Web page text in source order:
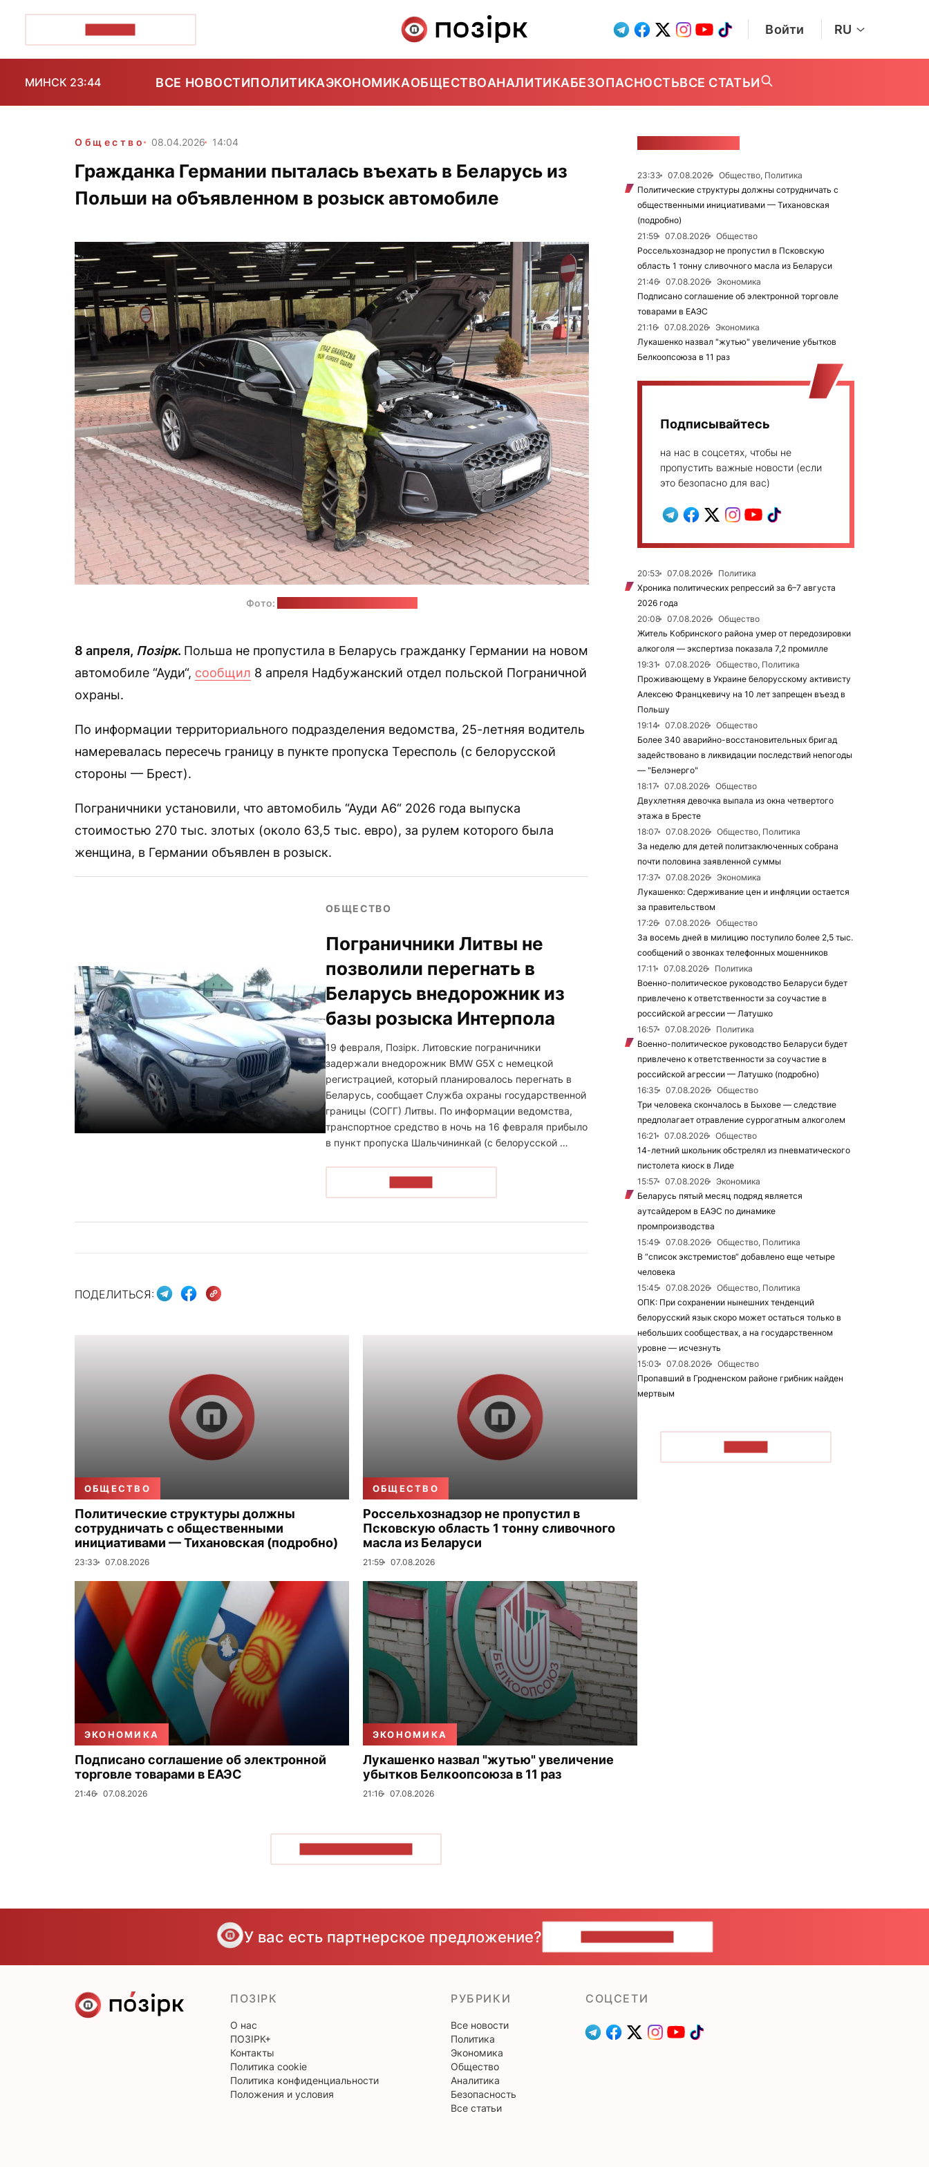
Войти RU
МИНСК 23:44 ВСЕ НОВОСТИПОЛИТИКАЭКОНОМИКАОБЩЕСТВОАНАЛИТИКАБЕЗОПАСНОСТЬВСЕ СТАТЬИ
Общество 08.04.2026 14:04
Гражданка Германии пыталась въехать в Беларусь из
Польши на объявленном в розыск автомобиле
Фото:
8 апреля, Позірк. Польша не пропустила в Беларусь гражданку Германии на новом
автомобиле “Ауди“, сообщил 8 апреля Надбужанский отдел польской Пограничной
охраны.
По информации территориального подразделения ведомства, 25-летняя водитель
намеревалась пересечь границу в пункте пропуска Тересполь (с белорусской
стороны — Брест).
Пограничники установили, что автомобиль “Ауди А6“ 2026 года выпуска
стоимостью 270 тыс. злотых (около 63,5 тыс. евро), за рулем которого была
женщина, в Германии объявлен в розыск.
ОБЩЕСТВО
Пограничники Литвы не
позволили перегнать в
Беларусь внедорожник из
базы розыска Интерпола
19 февраля, Позірк. Литовские пограничники
задержали внедорожник BMW G5X с немецкой
регистрацией, который планировалось перегнать в
Беларусь, сообщает Служба охраны государственной
границы (СОГГ) Литвы. По информации ведомства,
транспортное средство в ночь на 16 февраля прибыло
в пункт пропуска Шальчининкай (с белорусской …
ПОДЕЛИТЬСЯ:
ОБЩЕСТВО
Политические структуры должны
сотрудничать с общественными
инициативами — Тихановская (подробно)
23:33 07.08.2026
ОБЩЕСТВО
Россельхознадзор не пропустил в
Псковскую область 1 тонну сливочного
масла из Беларуси
21:59 07.08.2026
ЭКОНОМИКА
Подписано соглашение об электронной
торговле товарами в ЕАЭС
21:46 07.08.2026
ЭКОНОМИКА
Лукашенко назвал "жутью" увеличение
убытков Белкоопсоюза в 11 раз
21:16 07.08.2026
23:33 07.08.2026
Общество, Политика
Политические структуры должны сотрудничать с
общественными инициативами — Тихановская
(подробно)
21:59
07.08.2026
Общество
Россельхознадзор не пропустил в Псковскую
область 1 тонну сливочного масла из Беларуси
21:46
07.08.2026
Экономика
Подписано соглашение об электронной торговле
товарами в ЕАЭС
21:16
07.08.2026
Экономика
Лукашенко назвал "жутью" увеличение убытков
Белкоопсоюза в 11 раз
Подписывайтесь
на нас в соцсетях, чтобы не
пропустить важные новости (если
это безопасно для вас)
20:53 07.08.2026
Политика
Хроника политических репрессий за 6–7 августа
2026 года
20:08
07.08.2026
Общество
Житель Кобринского района умер от передозировки
алкоголя — экспертиза показала 7,2 промилле
19:31
07.08.2026
Общество, Политика
Проживающему в Украине белорусскому активисту
Алексею Францкевичу на 10 лет запрещен въезд в
Польшу
19:14
07.08.2026
Общество
Более 340 аварийно-восстановительных бригад
задействовано в ликвидации последствий непогоды
— "Белэнерго"
18:17
07.08.2026
Общество
Двухлетняя девочка выпала из окна четвертого
этажа в Бресте
18:07
07.08.2026
Общество, Политика
За неделю для детей политзаключенных собрана
почти половина заявленной суммы
17:37
07.08.2026
Экономика
Лукашенко: Сдерживание цен и инфляции остается
за правительством
17:26
07.08.2026
Общество
За восемь дней в милицию поступило более 2,5 тыс.
сообщений о звонках телефонных мошенников
17:11
07.08.2026
Политика
Военно-политическое руководство Беларуси будет
привлечено к ответственности за соучастие в
российской агрессии — Латушко
16:57
07.08.2026
Политика
Военно-политическое руководство Беларуси будет
привлечено к ответственности за соучастие в
российской агрессии — Латушко (подробно)
16:35
07.08.2026
Общество
Три человека скончалось в Быхове — следствие
предполагает отравление суррогатным алкоголем
16:21
07.08.2026
Общество
14-летний школьник обстрелял из пневматического
пистолета киоск в Лиде
15:57
07.08.2026
Экономика
Беларусь пятый месяц подряд является
аутсайдером в ЕАЭС по динамике
промпроизводства
15:49
07.08.2026
Общество, Политика
В “список экстремистов“ добавлено еще четыре
человека
15:45
07.08.2026
Общество, Политика
ОПК: При сохранении нынешних тенденций
белорусский язык скоро может остаться только в
небольших сообществах, а на государственном
уровне — исчезнуть
15:03
07.08.2026
Общество
Пропавший в Гродненском районе грибник найден
мертвым
У вас есть партнерское предложение?
ПОЗІРК
О нас
ПОЗІРК+
Контакты
Политика cookie
Политика конфиденциальности
Положения и условия
РУБРИКИ
Все новости
Политика
Экономика
Общество
Аналитика
Безопасность
Все статьи
CОЦСЕТИ